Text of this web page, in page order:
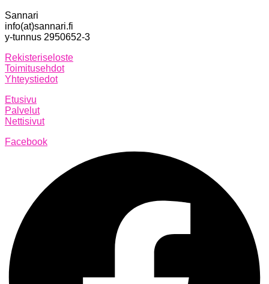
Sannari
info(at)sannari.fi
y-tunnus 2950652-3
Rekisteriseloste
Toimitusehdot
Yhteystiedot
Etusivu
Palvelut
Nettisivut
Facebook